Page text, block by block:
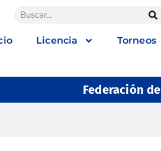
Licencia Torneos
Federación de